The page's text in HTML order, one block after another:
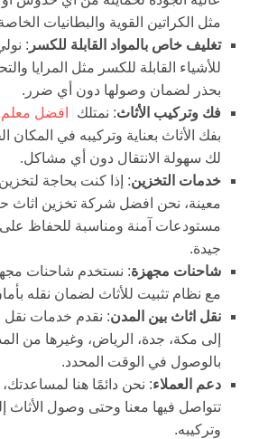
مثل الكراتين القوية والبطانيات
تغليف خاص بالمواد القابلة للكسر :
للأشياء القابلة للكسر مثل المرايا
بحذر لضمان وصولها دون أي ضرر.
فك وتركيب الأثاث: نمتلك افضل معلم
بفك الأثاث بعناية وتركيبه في المكان
لك سهولة الانتقال دون أي مشاكل.
خدمات التخزين: إذا كنت بحاجة لتخزين
معينة، نحن افضل شركة تخزين اثاث
مستودعات آمنة ومناسبة للحفاظ على
جيدة.
شاحنات مجهزة: نستخدم شاحنات
مع نظام تثبيت للأثاث لضمان نقله
نقل اثاث بين المدن: نقدم خدمات نقل
إلى مكة، جدة، الرياض، وغيرها من
بالوصول في الوقت المحدد.
دعم العملاء: نحن دائمًا هنا
تتواصل فيها معنا وحتى وصول الأثاث
وتركيبه.